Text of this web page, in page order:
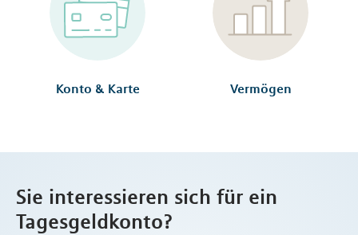
Konto & Karte Vermögen
Sie interessieren sich für ein
Tagesgeldkonto?